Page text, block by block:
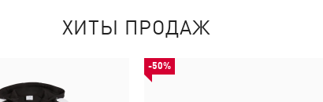
ХИТЫ ПРОДАЖ
-50%